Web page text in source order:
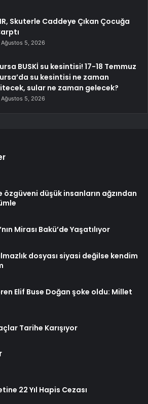
Skuterle Caddeye Çıkan Çocuğa
Ağustos 5, 2026
BUSKİ su kesintisi! 17-18 Temmuz
su kesintisi ne zaman
sular ne zaman gelecek?
Ağustos 5, 2026
düşük insanların ağzından
Mirası Bakü’de Yaşatılıyor
dosyası siyasi değilse kendim
Elif Buse Doğan şoke oldu: Millet
Tarihe Karışıyor
22 Yıl Hapis Cezası